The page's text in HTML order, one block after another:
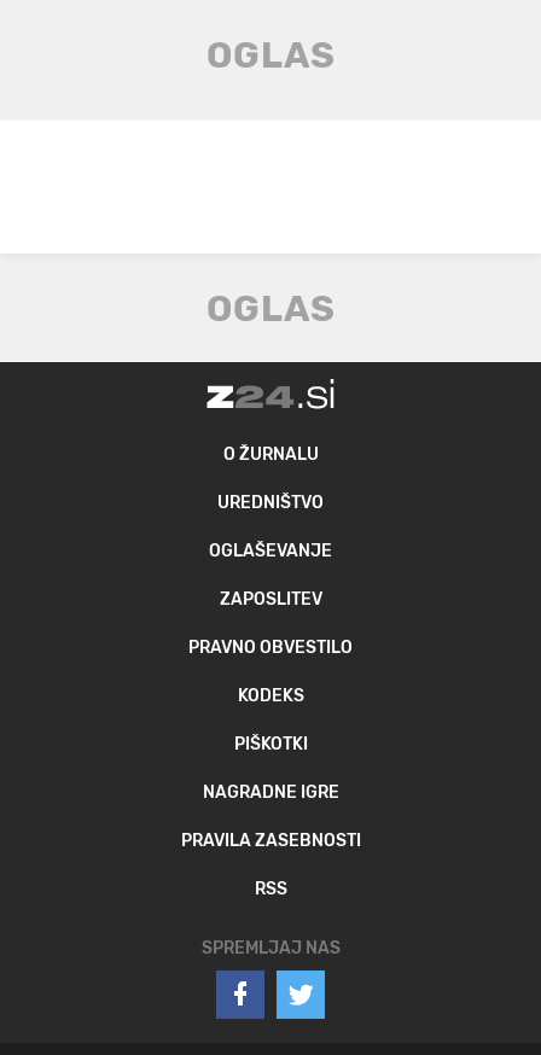
O ŽURNALU
UREDNIŠTVO
OGLAŠEVANJE
ZAPOSLITEV
PRAVNO OBVESTILO
KODEKS
PIŠKOTKI
NAGRADNE IGRE
PRAVILA ZASEBNOSTI
RSS
SPREMLJAJ NAS